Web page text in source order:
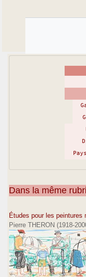
Dans la même
Études pour les peintures
Pierre THERON (1918-